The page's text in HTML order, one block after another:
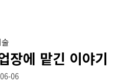
장에 맡긴 이야기
06